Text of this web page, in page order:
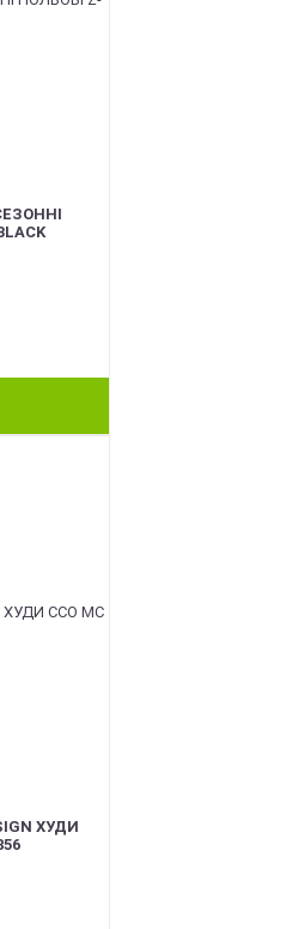
ХУДИ